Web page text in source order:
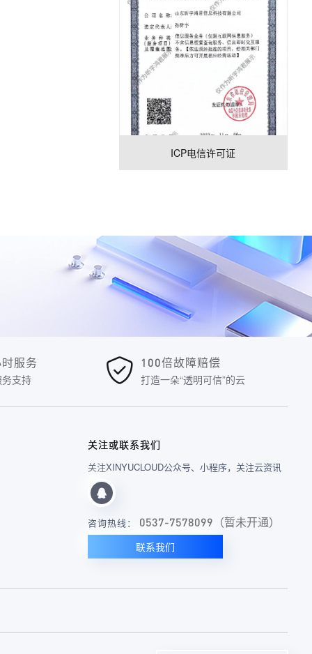
ICP电信许可证
服务
支持
100倍故障赔偿
打造一朵“透明可信”的云
关注或联系我们
关注XINYUCLOUD公众号、小程序，关注云资讯
咨询热线： 0537-7578099（暂未开通）
联系我们